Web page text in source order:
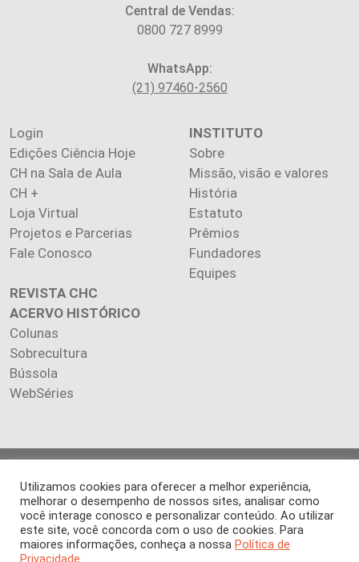
Central de Vendas:
0800 727 8999
WhatsApp:
(21) 97460-2560
Login
Edições Ciência Hoje
CH na Sala de Aula
CH +
Loja Virtual
Projetos e Parcerias
Fale Conosco
INSTITUTO
Sobre
Missão, visão e valores
História
Estatuto
Prêmios
Fundadores
Equipes
REVISTA CHC
ACERVO HISTÓRICO
Colunas
Sobrecultura
Bússola
WebSéries
reservados.
Os artigos publicados na revista refletem exclusivamente a
opinião de seus autores.
É proibida a reprodução, integral ou parcial, do conteúdo (imagens
Utilizamos cookies para oferecer a melhor experiência,
melhorar o desempenho de nossos sites, analisar como
você interage conosco e personalizar conteúdo. Ao utilizar
este site, você concorda com o uso de cookies. Para
maiores informações, conheça a nossa Política de
Privacidade.